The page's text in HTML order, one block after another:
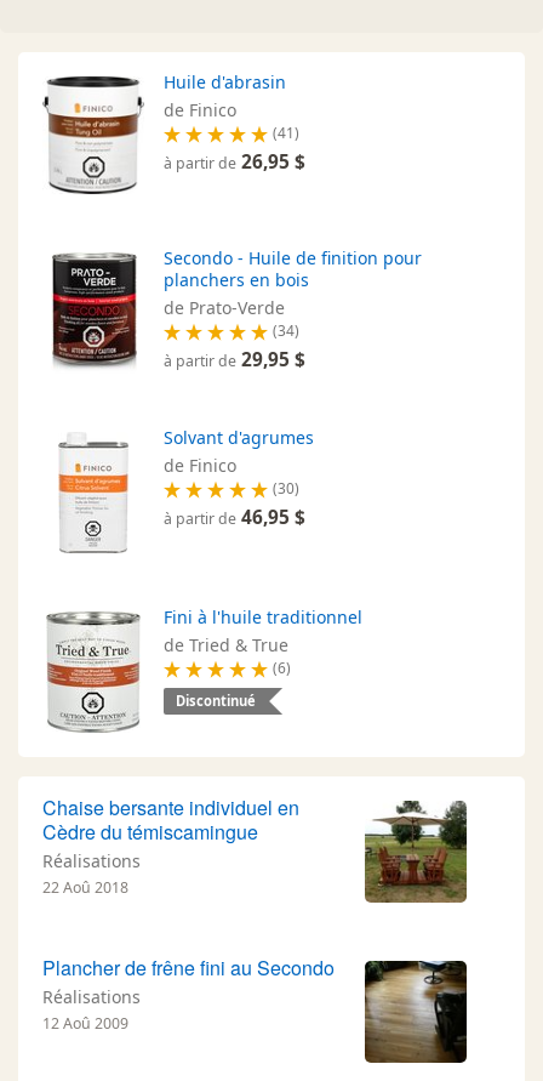
Huile d'abrasin
de Finico
(41)
à partir de 26,95 $
Secondo - Huile de finition pour
planchers en bois
de Prato-Verde
(34)
à partir de 29,95 $
Solvant d'agrumes
de Finico
(30)
à partir de 46,95 $
Fini à l'huile traditionnel
de Tried & True
(6)
Discontinué
Chaise bersante individuel en
Cèdre du témiscamingue
Réalisations
22 Aoû 2018
Plancher de frêne fini au Secondo
Réalisations
12 Aoû 2009